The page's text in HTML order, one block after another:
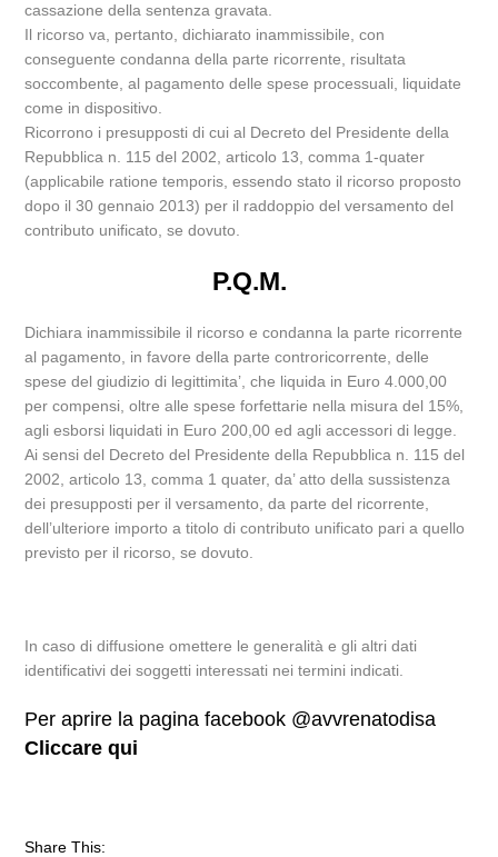
cassazione della sentenza gravata.
Il ricorso va, pertanto, dichiarato inammissibile, con
conseguente condanna della parte ricorrente, risultata
soccombente, al pagamento delle spese processuali, liquidate
come in dispositivo.
Ricorrono i presupposti di cui al Decreto del Presidente della
Repubblica n. 115 del 2002, articolo 13, comma 1-quater
(applicabile ratione temporis, essendo stato il ricorso proposto
dopo il 30 gennaio 2013) per il raddoppio del versamento del
contributo unificato, se dovuto.
P.Q.M.
Dichiara inammissibile il ricorso e condanna la parte ricorrente
al pagamento, in favore della parte controricorrente, delle
spese del giudizio di legittimita’, che liquida in Euro 4.000,00
per compensi, oltre alle spese forfettarie nella misura del 15%,
agli esborsi liquidati in Euro 200,00 ed agli accessori di legge.
Ai sensi del Decreto del Presidente della Repubblica n. 115 del
2002, articolo 13, comma 1 quater, da’ atto della sussistenza
dei presupposti per il versamento, da parte del ricorrente,
dell’ulteriore importo a titolo di contributo unificato pari a quello
previsto per il ricorso, se dovuto.
In caso di diffusione omettere le generalità e gli altri dati
identificativi dei soggetti interessati nei termini indicati.
Per aprire la pagina facebook @avvrenatodisa
Cliccare qui
Share This: